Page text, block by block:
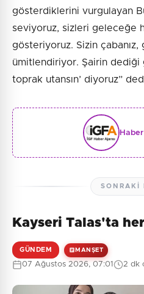
gösterdiklerini vurgulayan
seviyoruz, sizleri geleceğe
gösteriyoruz. Sizin
ümitlendiriyor. Şairin dediği
toprak utansın’ diyoruz”
SONRAKI
Kayseri Talas'ta
GÜNDEM MANŞET
07 Ağustos 2026, 07:01 2 dk